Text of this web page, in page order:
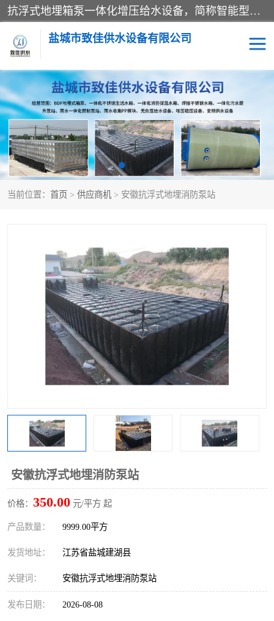
抗浮式地埋箱泵一体化增压给水设备，简称智能型泵站。它由由水泵机组、消防水箱、泵房三大部分组成，其抗浮效果好，因为设计时通过将底板与箱体联在一起，箱体重量抵消了地下水浮力。系统维护好，内部拉筋、泵站、管道，喷淋等各部运行正堂，无一损坏；结构更牢固。
盐城市致佳供水设备有限公司
当前位置： 首页 > 供应商机 > 安徽抗浮式地埋消防泵站
安徽抗浮式地埋消防泵站
价格： 350.00 元/平方 起
产品数量： 9999.00平方
发货地址： 江苏省盐城建湖县
关键词： 安徽抗浮式地埋消防泵站
发布日期： 2026-08-08
消防一体化水箱 地埋箱泵一体化
一体化污水泵站